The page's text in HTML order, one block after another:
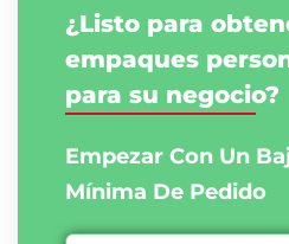
¿Listo para
empaques
para su negocio?
Empezar Con Un
Mínima De Pedido